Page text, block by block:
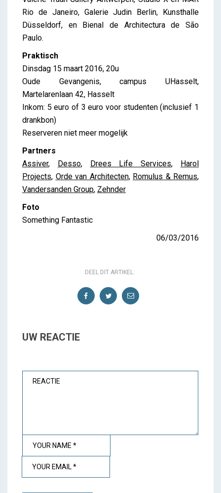
Rio de Janeiro, Galerie Judin Berlin, Kunsthalle
Düsseldorf, en Bienal de Architectura de São
Paulo.
Praktisch
Dinsdag 15 maart 2016, 20u
Oude Gevangenis, campus UHasselt,
Martelarenlaan 42, Hasselt
Inkom: 5 euro of 3 euro voor studenten (inclusief 1
drankbon)
Reserveren niet meer mogelijk
Partners
Assiver, Desso, Drees Life Services, Harol
Projects, Orde van Architecten, Romulus & Remus,
Vandersanden Group, Zehnder
Foto
Something Fantastic
06/03/2016
DEEL DIT ARTIKEL:
UW REACTIE